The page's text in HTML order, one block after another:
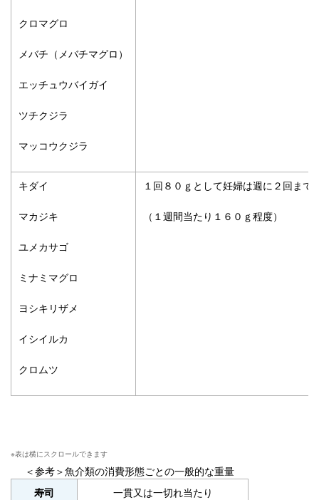
クロマグロ
メバチ（メバチマグロ）
エッチュウバイガイ
ツチクジラ
マッコウクジラ
キダイ
マカジキ
ユメカサゴ
ミナミマグロ
ヨシキリザメ
イシイルカ
クロムツ
１回８０ｇとして妊婦は週に２回まで
（１週間当たり１６０ｇ程度）
＜参考＞魚介類の消費形態ごとの一般的な重量
寿司
一貫又は一切れ当たり